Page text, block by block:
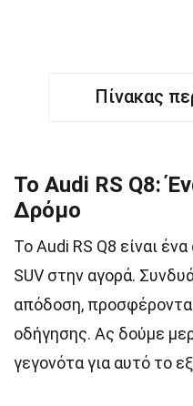
Πίνακας
Το Audi RS Q8:
Δρόμο
Το Audi RS Q8 είναι
SUV στην αγορά.
απόδοση,
οδήγησης. Ας δούμε
γεγονότα για αυτό το